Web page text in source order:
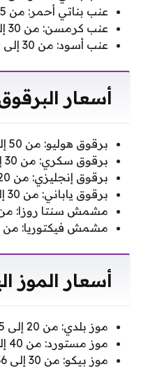
عنب بناتي أحمر: من 25 إلى 35 جنيهًا
عنب كرمسن: من 30 إلى 40 جنيهًا
عنب أسود: من 30 إلى 40 جنيهًا
أسعار
برقوق هوليو: من 50 إلى 100 جنيه
برقوق سكري: من 30 إلى 60 جنيهًا
برقوق إنجليزي: من 20 إلى 50 جنيهًا
برقوق ياباني: من 30 إلى 60 جنيهًا
مشمش سنتا روزا: من 50 إلى 100
مشمش فيكتوريا: من 20 إلى 50 جنيهًا
أسعار الموز
موز بلدي: من 20 إلى 25 جنيهًا
موز مستورد: من 40 إلى 70 جنيهًا
موز بيكو: من 30 إلى 36 جنيهًا